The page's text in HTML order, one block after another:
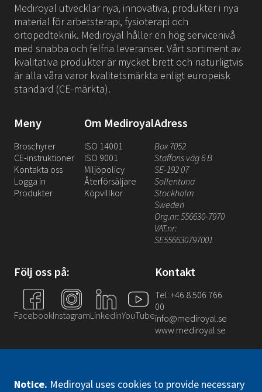
Mediroyal utvecklar nya, innovativa, produkter i nya
material för arbetsterapi, fysioterapi och
ortopedteknik. Mediroyal håller en hög servicenivå
med snabba och felfria leveranser. Vårt sortiment av
kvalitativa produkter är mycket brett och naturligtvis
är alla våra varor kvalitetsmärkta enligt europeisk
standard (CE-märkta).
Meny
Broschyrer
CE-instruktioner
Kontakta oss
Logga in
Produkter
Om Mediroyal
ISO 14001
ISO 9001
Miljöpolicy
Återförsäljare
Köpvillkor
Adress
Box 7052
Staffans väg 6 B
SE-192 07
Sollentuna
Stockholm
Sweden
Org.nr: 556630-7970
VAT.nr:
SE556630797001
Följ oss på:
FacebookInstagramLinkedinYouTube
Kontakt
Tel: +46 8 506 766
00
info@mediroyal.se
www.mediroyal.se
Notice. Mediroyal uses cookies to provide necessary